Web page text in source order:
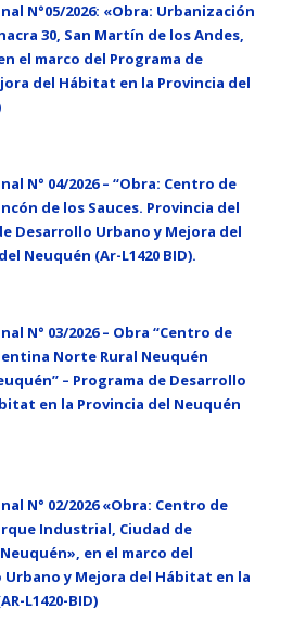
N°05/2026: «Obra: Urbanización
30, San Martín de los Andes,
el marco del Programa de
del Hábitat en la Provincia del
N° 04/2026 – “Obra: Centro de
de los Sauces. Provincia del
Desarrollo Urbano y Mejora del
Neuquén (Ar-L1420 BID).
N° 03/2026 – Obra “Centro de
Norte Rural Neuquén
– Programa de Desarrollo
en la Provincia del Neuquén
N° 02/2026 «Obra: Centro de
Industrial, Ciudad de
en el marco del
y Mejora del Hábitat en la
L1420-BID)